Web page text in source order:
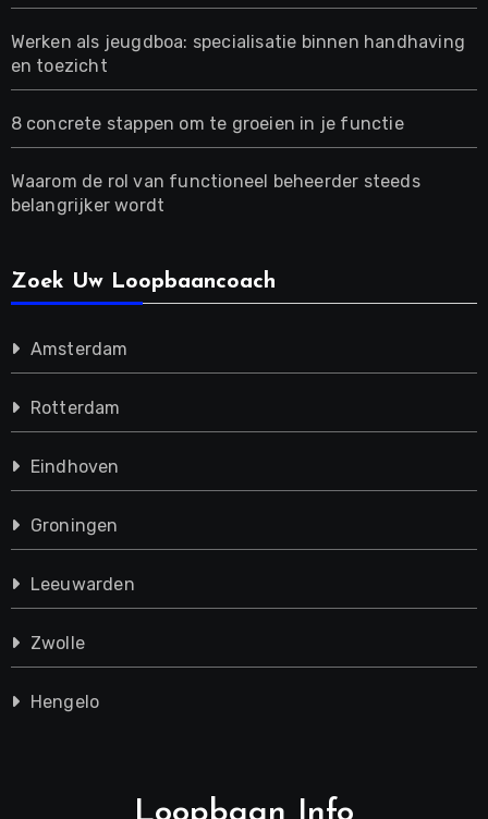
Werken als jeugdboa: specialisatie binnen handhaving
en toezicht
8 concrete stappen om te groeien in je functie
Waarom de rol van functioneel beheerder steeds
belangrijker wordt
Zoek Uw Loopbaancoach
Amsterdam
Rotterdam
Eindhoven
Groningen
Leeuwarden
Zwolle
Hengelo